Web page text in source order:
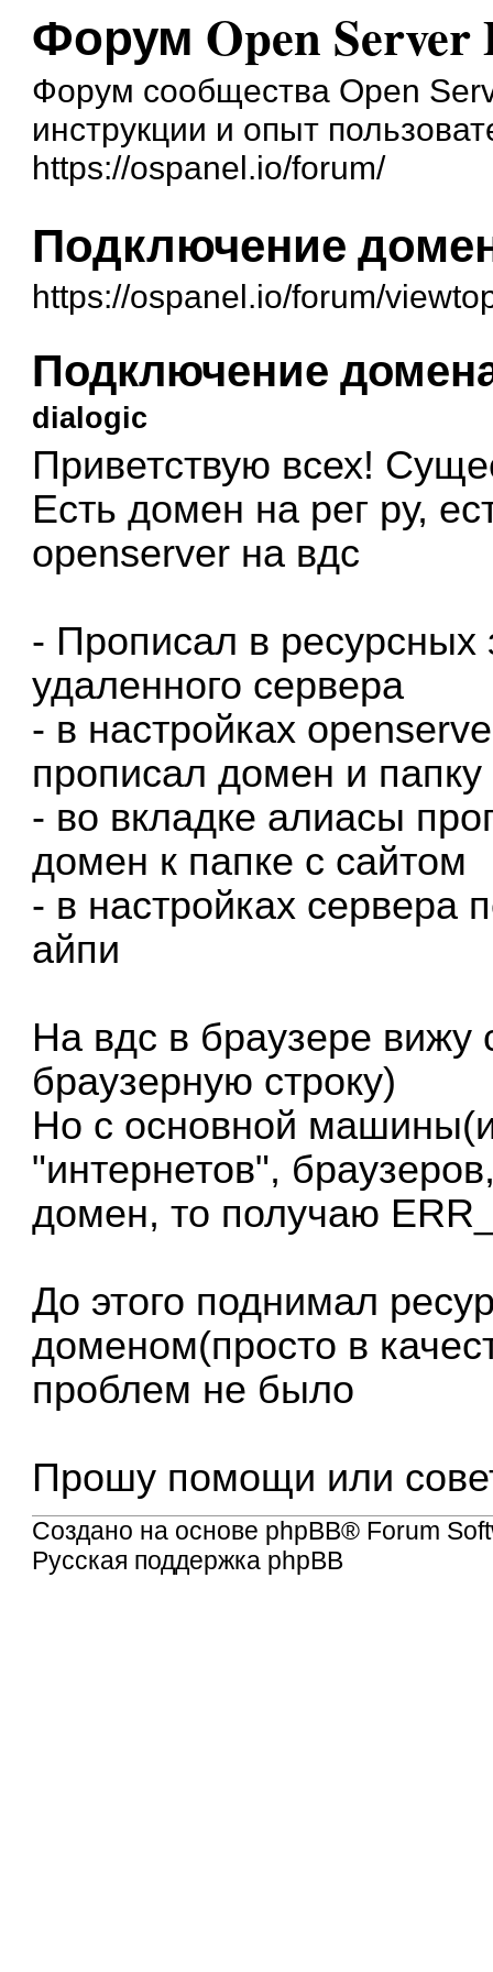
Форум Open Server
Форум сообщества Open
инструкции и опыт
https://ospanel.io/forum/
Подключение
https://ospanel.io/forum/
Подключение
dialogic
Приветствую всех!
Есть домен на рег ру,
openserver на вдс
- Прописал в
удаленного сервера
- в настройках
прописал домен и папку
- во вкладке алиасы
домен к папке с сайтом
- в настройках сервера
айпи
На вдс в браузере
браузерную строку)
Но с основной
"интернетов",
домен, то получаю
До этого поднимал
доменом(просто в
проблем не было
Прошу помощи или
Создано на основе phpBB® Forum
Русская поддержка phpBB